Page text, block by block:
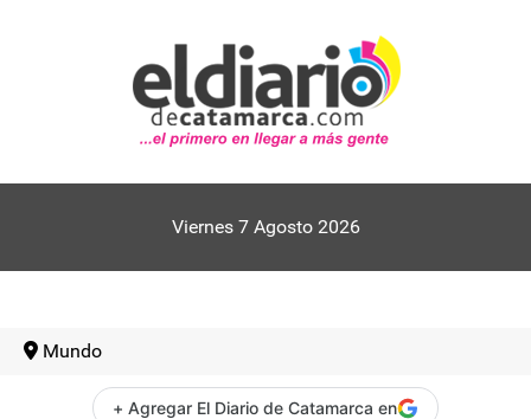
Viernes 7 Agosto 2026
Mundo
+ Agregar El Diario de Catamarca en